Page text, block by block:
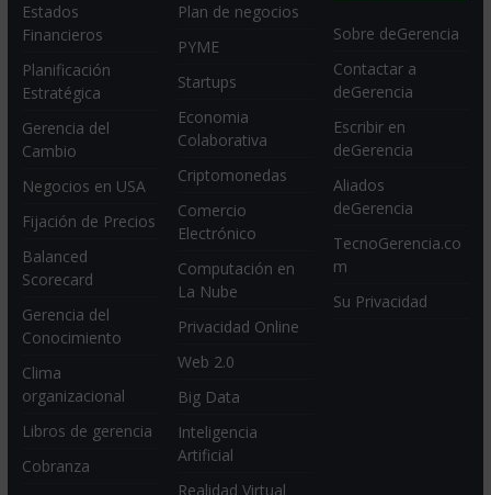
Estados
Financieros
Planificación
Estratégica
Gerencia del
Cambio
Negocios en USA
Fijación de Precios
Balanced
Scorecard
Gerencia del
Conocimiento
Clima
organizacional
Libros de gerencia
Cobranza
Plan de negocios
PYME
Startups
Economia
Colaborativa
Criptomonedas
Comercio
Electrónico
Computación en
La Nube
Privacidad Online
Web 2.0
Big Data
Inteligencia
Artificial
Realidad Virtual
Sobre deGerencia
Contactar a
deGerencia
Escribir en
deGerencia
Aliados
deGerencia
TecnoGerencia.co
m
Su Privacidad